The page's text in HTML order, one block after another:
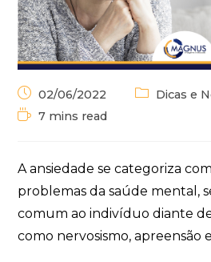
02/06/2022
Dicas e
7 mins read
A ansiedade se categoriza
problemas da saúde mental,
comum ao indivíduo diante
como nervosismo, apreensão